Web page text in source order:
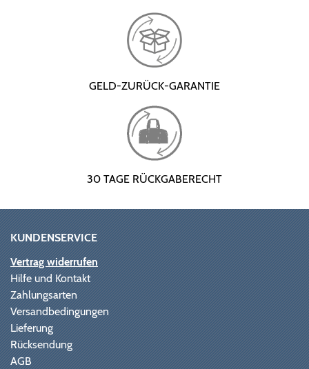
GELD-ZURÜCK-GARANTIE
30 TAGE RÜCKGABERECHT
KUNDENSERVICE
Vertrag widerrufen
Hilfe und Kontakt
Zahlungsarten
Versandbedingungen
Lieferung
Rücksendung
AGB